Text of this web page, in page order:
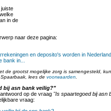
in de
naar deze pagina:
en deposito's worden in
in...
de grootst mogelijke zorg is samengesteld,
lees de voorwaarden
bij asn bank veilig?"
op de vraag "Is spaartegoed bij asn
vraag: